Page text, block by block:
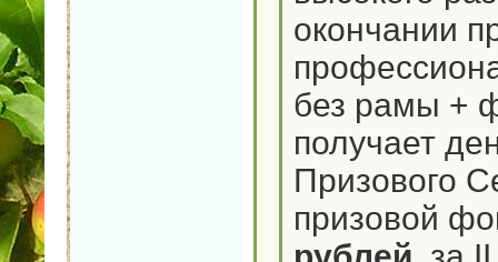
окончании
без рамы +
получает
Призового
призовой